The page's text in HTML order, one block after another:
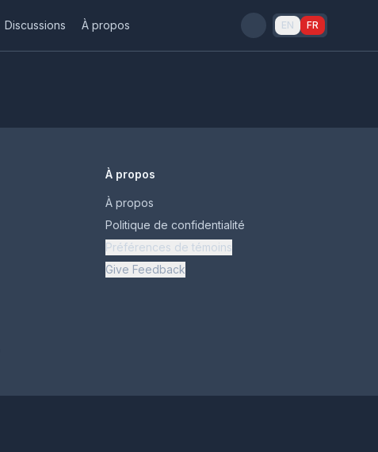
Discussions À propos EN FR
À propos
À propos
Politique de confidentialité
Préférences de témoins
Give Feedback